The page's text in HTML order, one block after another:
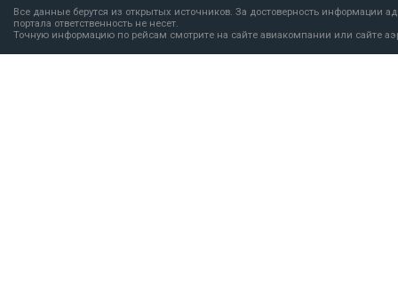
Все данные берутся из открытых источников. За достоверность информации
портала ответственность не несет.
Точную информацию по рейсам смотрите на сайте авиакомпании или сайте